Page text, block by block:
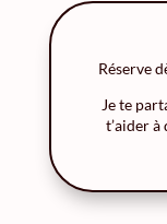
Réserve
Je te
t’aider